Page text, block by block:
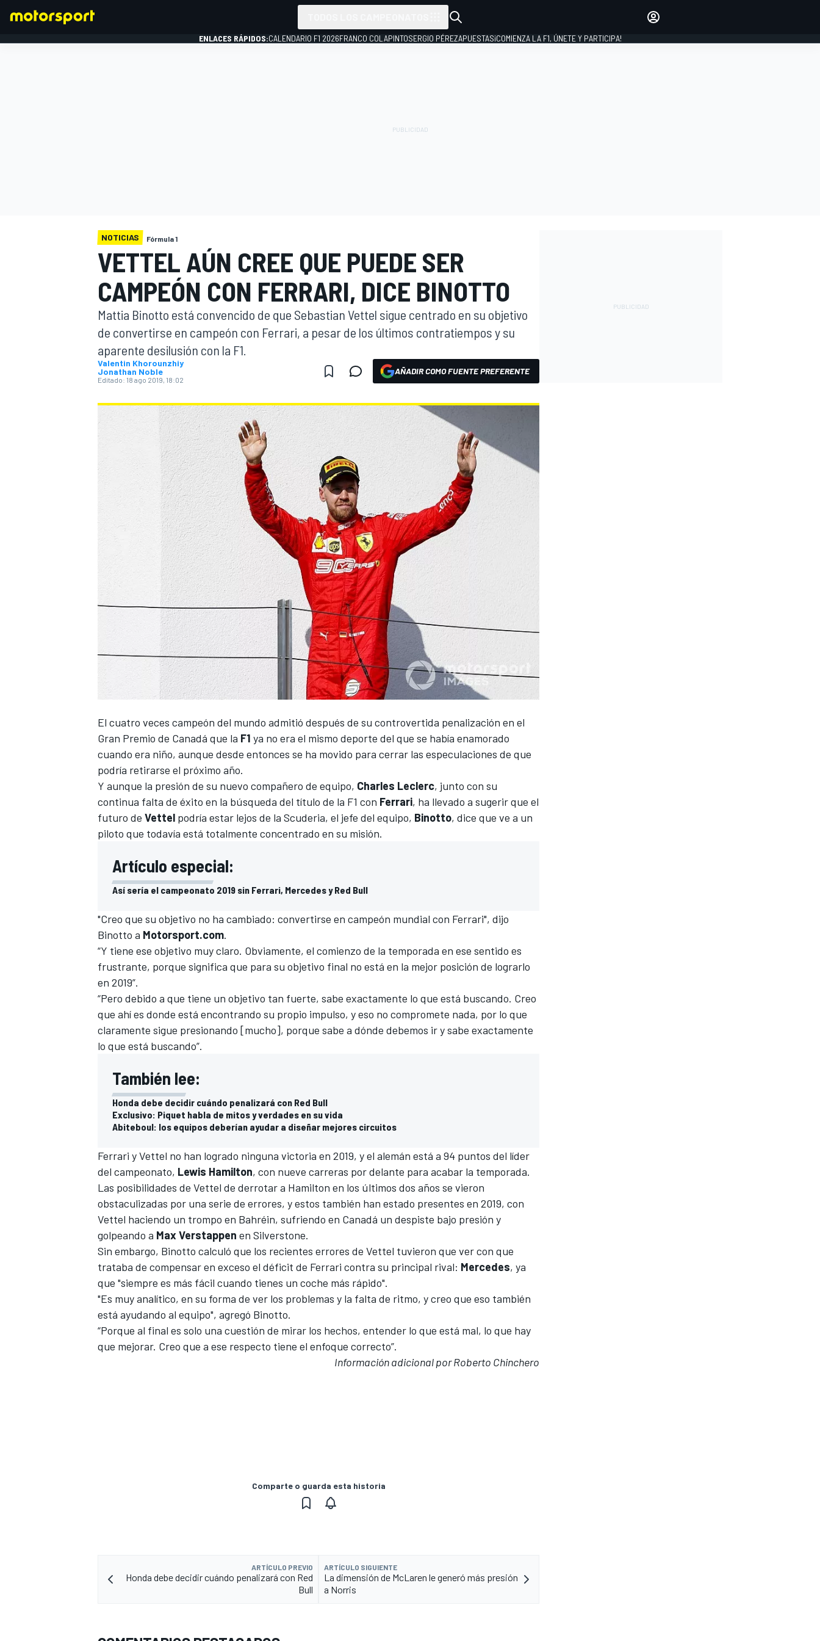
INDYCAR
MOTOGP
NASCAR CUP
FÓRMULA E
WRC
INICIAR SESIÓN
ENLACES RÁPIDOS:CALENDARIO F1 2026FRANCO COLAPINTOSERGIO PÉREZAPUESTAS¡COMIENZA LA F1, ÚNETE Y PARTICIPA!
NOTICIAS Fórmula 1
VETTEL AÚN CREE QUE PUEDE SER
CAMPEÓN CON FERRARI, DICE BINOTTO
Mattia Binotto está convencido de que Sebastian Vettel sigue centrado en su objetivo
de convertirse en campeón con Ferrari, a pesar de los últimos contratiempos y su
aparente desilusión con la F1.
Valentin Khorounzhiy
Jonathan Noble
Editado: 18 ago 2019, 18:02
AÑADIR COMO FUENTE PREFERENTE
El cuatro veces campeón del mundo admitió después de su controvertida penalización en el
Gran Premio de Canadá que la F1 ya no era el mismo deporte del que se había enamorado
cuando era niño, aunque desde entonces se ha movido para cerrar las especulaciones de que
podría retirarse el próximo año.
Y aunque la presión de su nuevo compañero de equipo, Charles Leclerc, junto con su
continua falta de éxito en la búsqueda del título de la F1 con Ferrari, ha llevado a sugerir que el
futuro de Vettel podría estar lejos de la Scuderia, el jefe del equipo, Binotto, dice que ve a un
piloto que todavía está totalmente concentrado en su misión.
Artículo especial:
Así sería el campeonato 2019 sin Ferrari, Mercedes y Red Bull
"Creo que su objetivo no ha cambiado: convertirse en campeón mundial con Ferrari", dijo
Binotto a Motorsport.com.
“Y tiene ese objetivo muy claro. Obviamente, el comienzo de la temporada en ese sentido es
frustrante, porque significa que para su objetivo final no está en la mejor posición de lograrlo
en 2019”.
“Pero debido a que tiene un objetivo tan fuerte, sabe exactamente lo que está buscando. Creo
que ahí es donde está encontrando su propio impulso, y eso no compromete nada, por lo que
claramente sigue presionando [mucho], porque sabe a dónde debemos ir y sabe exactamente
lo que está buscando”.
También lee:
Honda debe decidir cuándo penalizará con Red Bull
Exclusivo: Piquet habla de mitos y verdades en su vida
Abiteboul: los equipos deberían ayudar a diseñar mejores circuitos
Ferrari y Vettel no han logrado ninguna victoria en 2019, y el alemán está a 94 puntos del líder
del campeonato, Lewis Hamilton, con nueve carreras por delante para acabar la temporada.
Las posibilidades de Vettel de derrotar a Hamilton en los últimos dos años se vieron
obstaculizadas por una serie de errores, y estos también han estado presentes en 2019, con
Vettel haciendo un trompo en Bahréin, sufriendo en Canadá un despiste bajo presión y
golpeando a Max Verstappen en Silverstone.
Sin embargo, Binotto calculó que los recientes errores de Vettel tuvieron que ver con que
trataba de compensar en exceso el déficit de Ferrari contra su principal rival: Mercedes, ya
que "siempre es más fácil cuando tienes un coche más rápido".
"Es muy analítico, en su forma de ver los problemas y la falta de ritmo, y creo que eso también
está ayudando al equipo", agregó Binotto.
“Porque al final es solo una cuestión de mirar los hechos, entender lo que está mal, lo que hay
que mejorar. Creo que a ese respecto tiene el enfoque correcto”.
Información adicional por Roberto Chinchero
Comparte o guarda esta historia
ARTÍCULO PREVIO
Honda debe decidir cuándo penalizará con Red
Bull
ARTÍCULO SIGUIENTE
La dimensión de McLaren le generó más presión
a Norris